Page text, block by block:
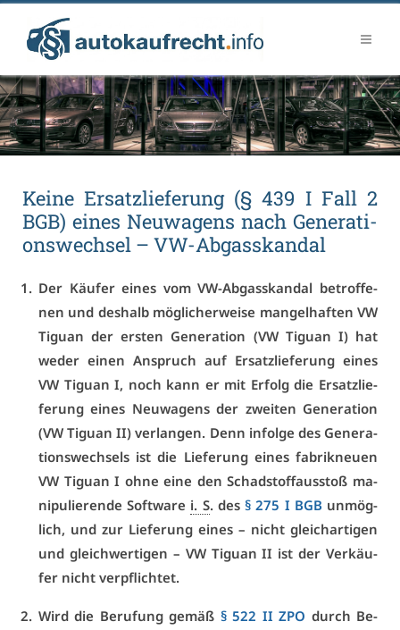
Kei­ne Er­satz­lie­fe­rung (§ 439 I Fall 2
BGB) ei­nes Neu­wa­gens nach Ge­ne­ra­ti­
ons­wech­sel – VW-Ab­gas­skan­dal
Der Käu­fer ei­nes vom VW-Ab­gas­skan­dal be­trof­fe­
nen und des­halb mög­li­cher­wei­se man­gel­haf­ten VW
Ti­gu­an der ers­ten Ge­ne­ra­ti­on (VW Ti­gu­an I) hat
we­der ei­nen An­spruch auf Er­satz­lie­fe­rung ei­nes
VW Ti­gu­an I, noch kann er mit Er­folg die Er­satz­lie­
fe­rung ei­nes Neu­wa­gens der zwei­ten Ge­ne­ra­ti­on
(VW Ti­gu­an II) ver­lan­gen. Denn in­fol­ge des Ge­ne­ra­
ti­ons­wech­sels ist die Lie­fe­rung ei­nes fa­brik­neu­en
VW Ti­gu­an I oh­ne ei­ne den Schad­stoff­aus­stoß ma­
ni­pu­lie­ren­de Soft­ware i. S. des§ 275 I BGB un­mög­
lich, und zur Lie­fe­rung ei­nes – nicht gleich­ar­ti­gen
und gleich­wer­ti­gen – VW Ti­gu­an II ist der Ver­käu­
fer nicht ver­pflich­tet.
Wird die Be­ru­fung ge­mäß § 522 II ZPO durch Be­